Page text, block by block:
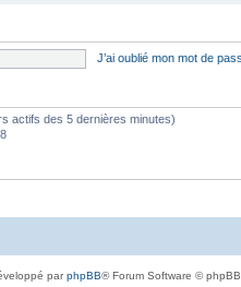
J’ai oublié mon mot de
actifs des 5 dernières minutes)
parphpBB® Forum Software ©